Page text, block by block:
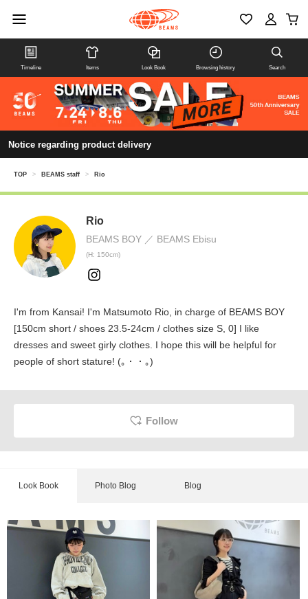
Timeline Items Look Book Browsing history Search
Notice regarding product delivery
TOP > BEAMS staff > Rio
Rio
BEAMS BOY BEAMS Ebisu
(H: 150cm)
I'm from Kansai! I'm Matsumoto Rio, in charge of BEAMS BOY
[150cm short / shoes 23.5-24cm / clothes size S, 0] I like
dresses and sweet girly clothes. I hope this will be helpful for
people of short stature! (｡・・｡)
Follow
Look Book Photo Blog Blog